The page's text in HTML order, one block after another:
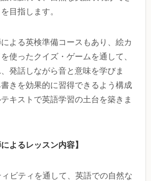
目指します。
よる英検準備コースもあり、絵カ
使ったクイズ・ゲームを通して、
発話しながら音と意味を学びま
きを効果的に習得できるよう構成
キストで英語学習の土台を築きま
よるレッスン内容】
ビティを通して、英語での自然な